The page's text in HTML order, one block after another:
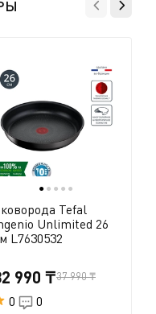
ПФОК в
покрытием.
● ● ● ● ●
Tefal
Unlimited 26
L7630532
990 ₸37 990 ₸
0 0